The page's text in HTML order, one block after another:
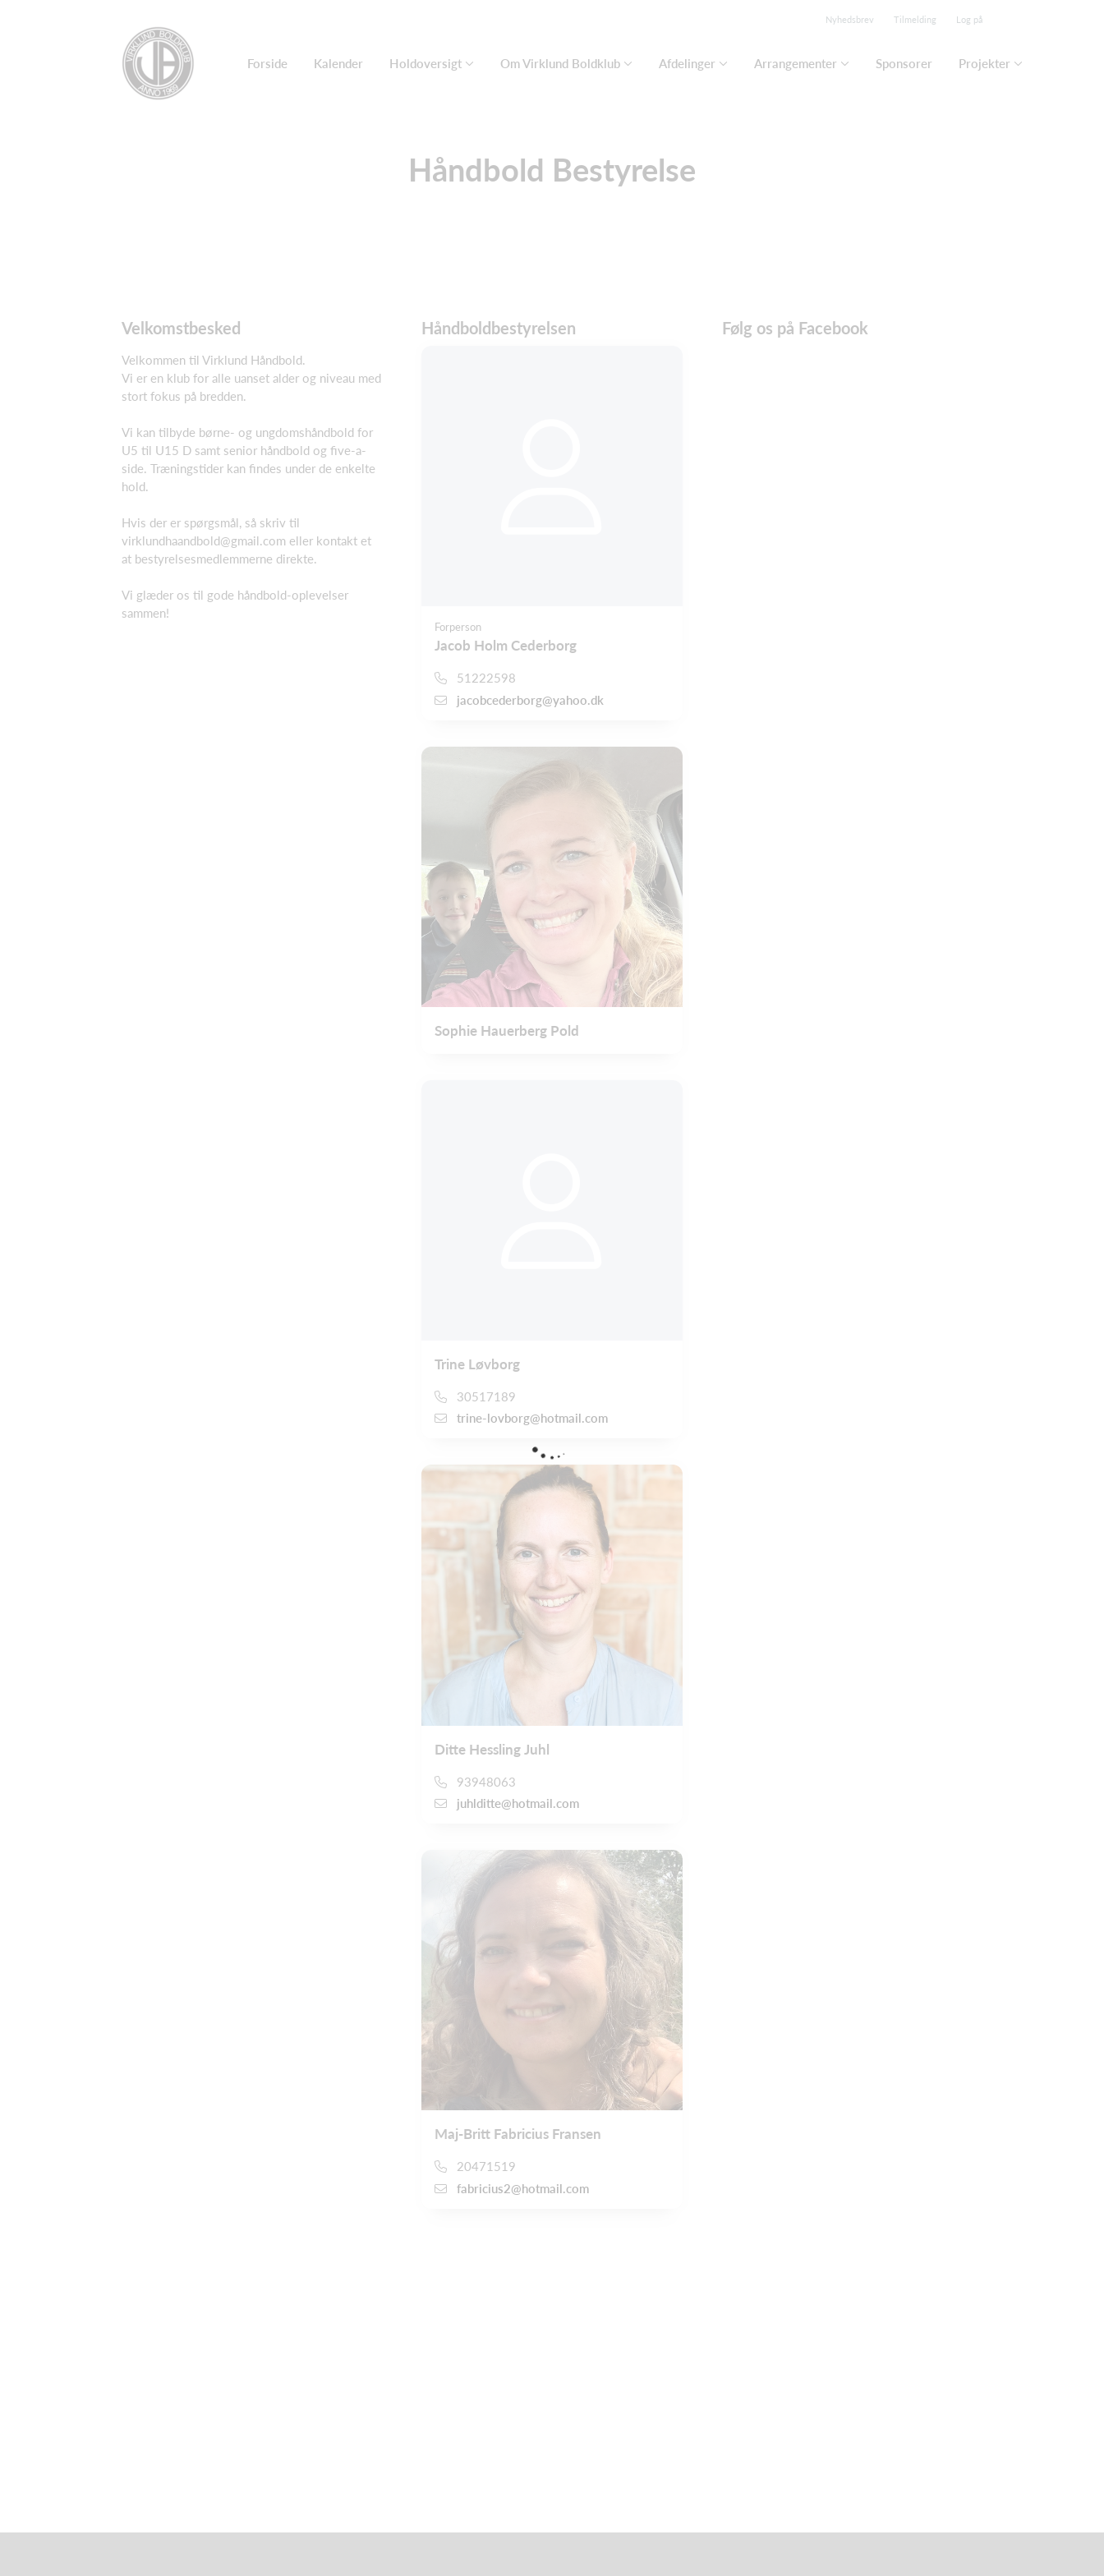
Nyhedsbrev Tilmelding Log på
Forside Kalender Holdoversigt Om Virklund Boldklub Afdelinger Arrangementer Sponsorer Projekter
Håndbold Bestyrelse
Velkomstbesked
Velkommen til Virklund Håndbold.
Vi er en klub for alle uanset alder og niveau med
stort fokus på bredden.
Vi kan tilbyde børne- og ungdomshåndbold for
U5 til U15 D samt senior håndbold og five-a-
side. Træningstider kan findes under de enkelte
hold.
Hvis der er spørgsmål, så skriv til
virklundhaandbold@gmail.com eller kontakt et
at bestyrelsesmedlemmerne direkte.
Vi glæder os til gode håndbold-oplevelser
sammen!
Håndboldbestyrelsen
Forperson
Jacob Holm Cederborg
51222598
jacobcederborg@yahoo.dk
Sophie Hauerberg Pold
Trine Løvborg
30517189
trine-lovborg@hotmail.com
Ditte Hessling Juhl
93948063
juhlditte@hotmail.com
Maj-Britt Fabricius Fransen
20471519
fabricius2@hotmail.com
Følg os på Facebook